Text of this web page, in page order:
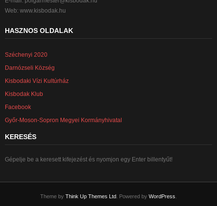
Web: www.kisbodak.hu
HASZNOS OLDALAK
Széchenyi 2020
Darnózseli Község
Kisbodaki Vízi Kultúrház
Kisbodak Klub
Facebook
Győr-Moson-Sopron Megyei Kormányhivatal
KERESÉS
Gépelje be a keresett kifejezést és nyomjon egy Enter billentyűt!
Theme by Think Up Themes Ltd . Powered by WordPress